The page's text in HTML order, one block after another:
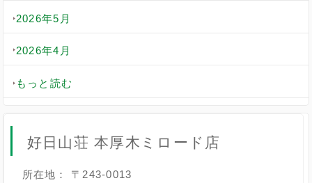
2026年5月
2026年4月
もっと読む
好日山荘 本厚木ミロード店
所在地： 〒243-0013